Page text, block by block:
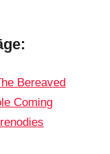
Bereaved
Coming